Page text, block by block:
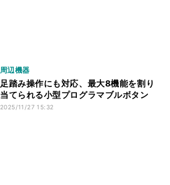
周辺機器
足踏み操作にも対応、最大8機能を割り
当てられる小型プログラマブルボタン
2025/11/27 15:32